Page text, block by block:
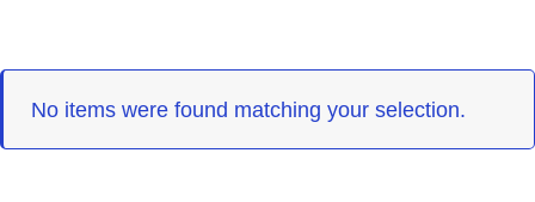
No items were found matching your selection.